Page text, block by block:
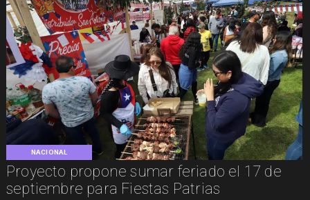
NACIONAL
Proyecto propone sumar feriado el 17 de
septiembre para Fiestas Patrias